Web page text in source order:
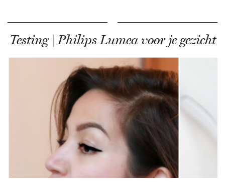
Testing | Philips Lumea voor je gezicht